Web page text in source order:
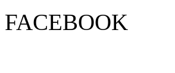
FACEBOOK